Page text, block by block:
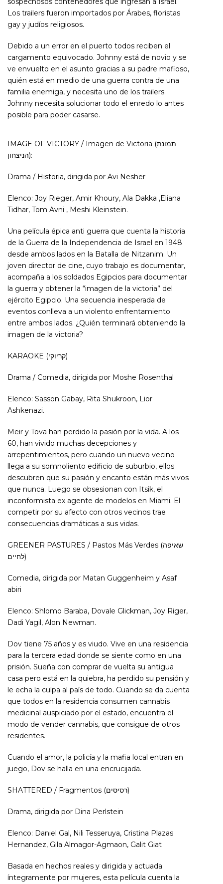
Los trailers fueron importados por Árabes, floristas
gay y judíos religiosos.
Debido a un error en el puerto todos reciben el
cargamento equivocado. Johnny está de novio y se
ve envuelto en el asunto gracias a su padre mafioso,
quién está en medio de una guerra contra de una
familia enemiga, y necesita uno de los trailers.
Johnny necesita solucionar todo el enredo lo antes
posible para poder casarse.
IMAGE OF VICTORY / Imagen de Victoria (תמונת
הניצחון):
Drama / Historia, dirigida por Avi Nesher
Elenco: Joy Rieger, Amir Khoury, Ala Dakka ,Eliana
Tidhar, Tom Avni , Meshi Kleinstein.
Una película épica anti guerra que cuenta la historia
de la Guerra de la Independencia de Israel en 1948
desde ambos lados en la Batalla de Nitzanim. Un
joven director de cine, cuyo trabajo es documentar,
acompaña a los soldados Egipcios para documentar
la guerra y obtener la “imagen de la victoria” del
ejército Egipcio. Una secuencia inesperada de
eventos conlleva a un violento enfrentamiento
entre ambos lados. ¿Quién terminará obteniendo la
imagen de la victoria?
KARAOKE (קריוקי)
Drama / Comedia, dirigida por Moshe Rosenthal
Elenco: Sasson Gabay, Rita Shukroon, Lior
Ashkenazi.
Meir y Tova han perdido la pasión por la vida. A los
60, han vivido muchas decepciones y
arrepentimientos, pero cuando un nuevo vecino
llega a su somnoliento edificio de suburbio, ellos
descubren que su pasión y encanto están más vivos
que nunca. Luego se obsesionan con Itsik, el
inconformista ex agente de modelos en Miami. El
competir por su afecto con otros vecinos trae
consecuencias dramáticas a sus vidas.
GREENER PASTURES / Pastos Más Verdes (שאיפה
לחיים)
Comedia, dirigida por Matan Guggenheim y Asaf
abiri
Elenco: Shlomo Baraba, Dovale Glickman, Joy Riger,
Dadi Yagil, Alon Newman.
Dov tiene 75 años y es viudo. Vive en una residencia
para la tercera edad donde se siente como en una
prisión. Sueña con comprar de vuelta su antigua
casa pero está en la quiebra, ha perdido su pensión y
le echa la culpa al país de todo. Cuando se da cuenta
que todos en la residencia consumen cannabis
medicinal auspiciado por el estado, encuentra el
modo de vender cannabis, que consigue de otros
residentes.
Cuando el amor, la policía y la mafia local entran en
juego, Dov se halla en una encrucijada.
SHATTERED / Fragmentos (רסיסים)
Drama, dirigida por Dina Perlstein
Elenco: Daniel Gal, Nili Tesseruya, Cristina Plazas
Hernandez, Gila Almagor-Agmaon, Galit Giat
Basada en hechos reales y dirigida y actuada
íntegramente por mujeres, esta película cuenta la